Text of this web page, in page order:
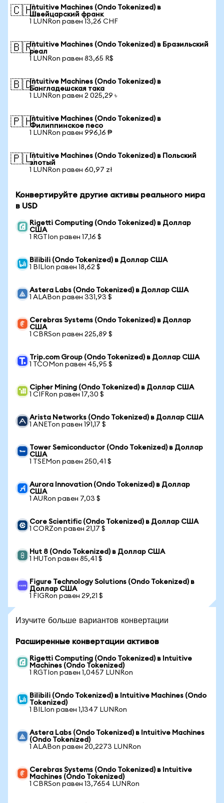
🇨🇭Intuitive Machines (Ondo Tokenized) в
Швейцарский франк
1 LUNRon равен 13,26 CHF
🇧🇷Intuitive Machines (Ondo Tokenized) в Бразильский
реал
1 LUNRon равен 83,65 R$
🇧🇩Intuitive Machines (Ondo Tokenized) в
Бангладешская така
1 LUNRon равен 2 025,29 ৳
🇵🇭Intuitive Machines (Ondo Tokenized) в
Филиппинское песо
1 LUNRon равен 996,16 ₱
🇵🇱Intuitive Machines (Ondo Tokenized) в Польский
злотый
1 LUNRon равен 60,97 zł
Конвертируйте другие активы реального мира
в USD
Rigetti Computing (Ondo Tokenized) в Доллар
США
1 RGTIon равен 17,16 $
Bilibili (Ondo Tokenized) в Доллар США
1 BILIon равен 18,62 $
Astera Labs (Ondo Tokenized) в Доллар США
1 ALABon равен 331,93 $
Cerebras Systems (Ondo Tokenized) в Доллар
США
1 CBRSon равен 225,89 $
Trip.com Group (Ondo Tokenized) в Доллар США
1 TCOMon равен 45,95 $
Cipher Mining (Ondo Tokenized) в Доллар США
1 CIFRon равен 17,30 $
Arista Networks (Ondo Tokenized) в Доллар США
1 ANETon равен 191,17 $
Tower Semiconductor (Ondo Tokenized) в Доллар
США
1 TSEMon равен 250,41 $
Aurora Innovation (Ondo Tokenized) в Доллар
США
1 AURon равен 7,03 $
Core Scientific (Ondo Tokenized) в Доллар США
1 CORZon равен 21,17 $
Hut 8 (Ondo Tokenized) в Доллар США
1 HUTon равен 85,41 $
Figure Technology Solutions (Ondo Tokenized) в
Доллар США
1 FIGRon равен 29,21 $
Изучите больше вариантов конвертации
Расширенные конвертации активов
Rigetti Computing (Ondo Tokenized) в Intuitive
Machines (Ondo Tokenized)
1 RGTIon равен 1,0457 LUNRon
Bilibili (Ondo Tokenized) в Intuitive Machines (Ondo
Tokenized)
1 BILIon равен 1,1347 LUNRon
Astera Labs (Ondo Tokenized) в Intuitive Machines
(Ondo Tokenized)
1 ALABon равен 20,2273 LUNRon
Cerebras Systems (Ondo Tokenized) в Intuitive
Machines (Ondo Tokenized)
1 CBRSon равен 13,7654 LUNRon